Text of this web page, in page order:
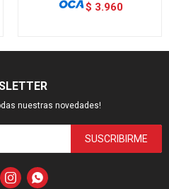
$ 3.960
nuestras novedades!
SUSCRIBIRME
 